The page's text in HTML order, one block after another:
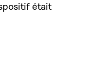
était